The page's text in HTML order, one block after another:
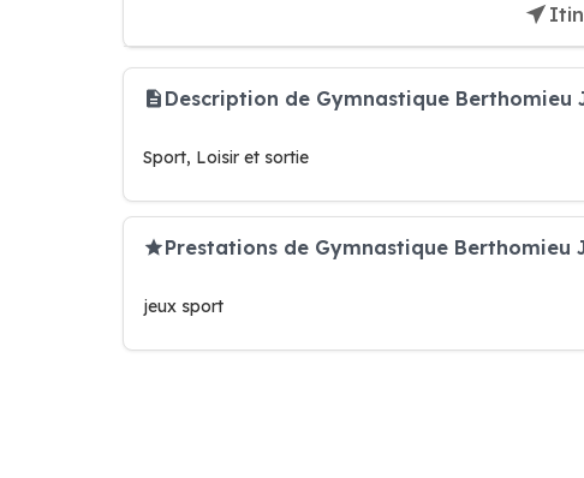
Description de Gymnastique Berthomieu
Sport, Loisir et sortie
Prestations de Gymnastique Berthomieu
jeux sport